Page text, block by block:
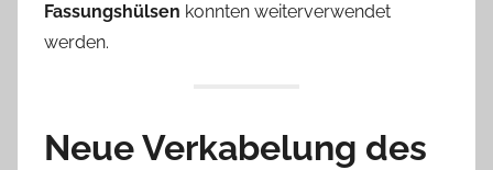
Fassungshülsen konnten weiterverwendet
werden.
Neue Verkabelung des